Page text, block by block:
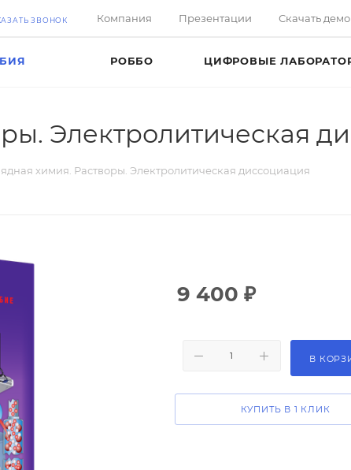
ЗВОНОК Компания Презентации Скачать
РОББО ЦИФРОВЫЕ
Электролитическая
химия. Растворы. Электролитическая диссоциация
9 400 ₽
В
КУПИТЬ В 1 КЛИК